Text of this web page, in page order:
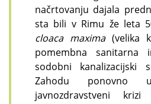
načrtovanju dajala
sta bili v Rimu že leta
cloaca maxima(velika
pomembna sanitarna
sodobni
Zahodu ponovno
javnozdravstveni